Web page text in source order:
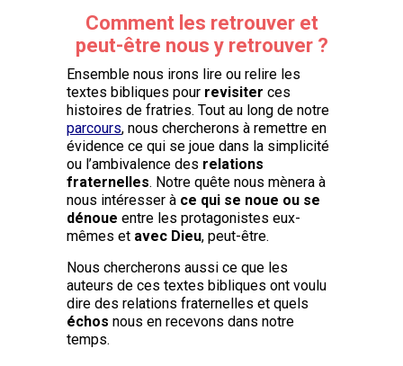
Comment les retrouver et
peut-être nous y retrouver ?
Ensemble nous irons lire ou relire les
textes bibliques pour revisiter ces
histoires de fratries. Tout au long de notre
parcours, nous chercherons à remettre en
évidence ce qui se joue dans la simplicité
ou l’ambivalence des relations
fraternelles. Notre quête nous mènera à
nous intéresser à ce qui se noue ou se
dénoue entre les protagonistes eux-
mêmes et avec Dieu, peut-être.
Nous chercherons aussi ce que les
auteurs de ces textes bibliques ont voulu
dire des relations fraternelles et quels
échos nous en recevons dans notre
temps.